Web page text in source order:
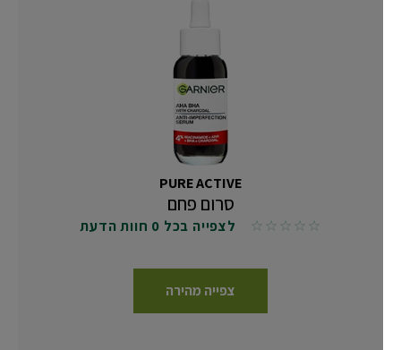
PURE ACTIVE
סרום פחם
No reviews לצפייה בכל 0 חוות הדעת
צפייה מהירה